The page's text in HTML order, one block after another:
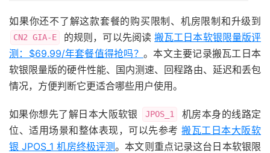
如果你还不了解这款套餐的购买限制、机房限制和升级到
CN2 GIA-E 的规则，可以先阅读搬瓦工日本软银限量版评
测：$69.99/年套餐值得抢吗？ 。本文主要记录搬瓦工日本
软银限量版的硬件性能、国内测速、回程路由、延迟和丢包
情况，方便判断它更适合哪些用户使用。
如果你想先了解日本大阪软银 JPOS_1
机房本身的线路定
位、适用场景和整体表现，可以先参考搬瓦工日本大阪软
银 JPOS_1 机房终极评测。本文则重点记录这台日本软银限